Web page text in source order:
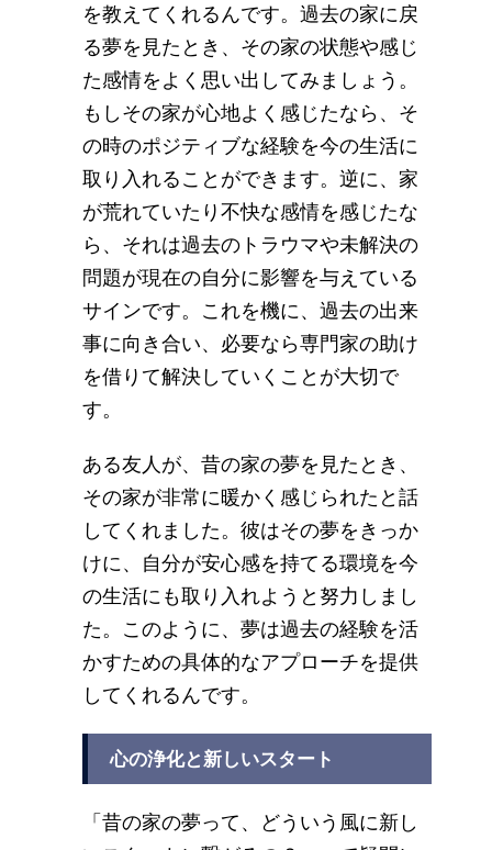
を教えてくれるんです。過去の家に戻
る夢を見たとき、その家の状態や感じ
た感情をよく思い出してみましょう。
もしその家が心地よく感じたなら、そ
の時のポジティブな経験を今の生活に
取り入れることができます。逆に、家
が荒れていたり不快な感情を感じたな
ら、それは過去のトラウマや未解決の
問題が現在の自分に影響を与えている
サインです。これを機に、過去の出来
事に向き合い、必要なら専門家の助け
を借りて解決していくことが大切で
す。
ある友人が、昔の家の夢を見たとき、
その家が非常に暖かく感じられたと話
してくれました。彼はその夢をきっか
けに、自分が安心感を持てる環境を今
の生活にも取り入れようと努力しまし
た。このように、夢は過去の経験を活
かすための具体的なアプローチを提供
してくれるんです。
心の浄化と新しいスタート
「昔の家の夢って、どういう風に新し